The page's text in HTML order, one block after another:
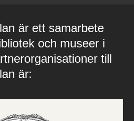
är ett samarbete
och museer i
till
är: